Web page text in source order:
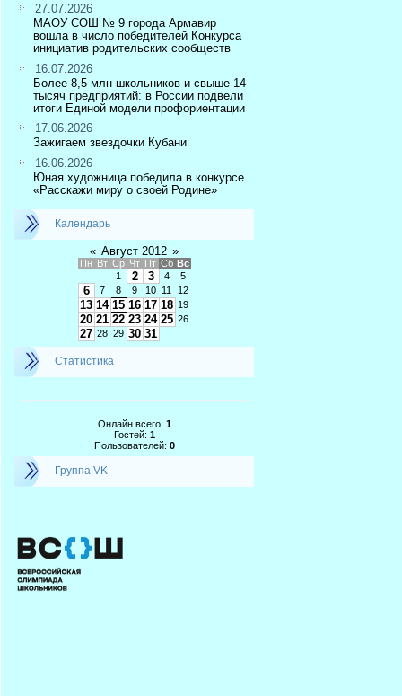
27.07.2026
МАОУ СОШ № 9 города Армавир
вошла в число победителей Конкурса
инициатив родительских сообществ
16.07.2026
Более 8,5 млн школьников и свыше 14
тысяч предприятий: в России подвели
итоги Единой модели профориентации
17.06.2026
Зажигаем звездочки Кубани
16.06.2026
Юная художница победила в конкурсе
«Расскажи миру о своей Родине»
Календарь
« Август 2012 »
Пн Вт Ср Чт Пт Сб Вс
1
2 3 4 5
6 7 8 9 10 11 12
13 14 15 16 17 18 19
20 21 22 23 24 25 26
27 28 29 30 31
Статистика
Онлайн всего: 1
Гостей: 1
Пользователей: 0
Группа VK